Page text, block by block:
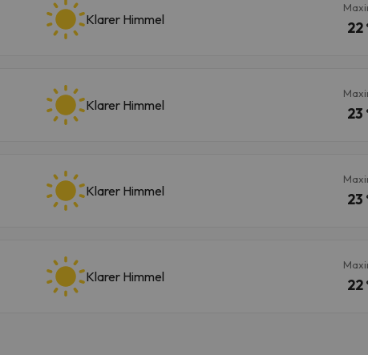
Klarer Himmel
22
Klarer Himmel
23
Klarer Himmel
23
Klarer Himmel
22